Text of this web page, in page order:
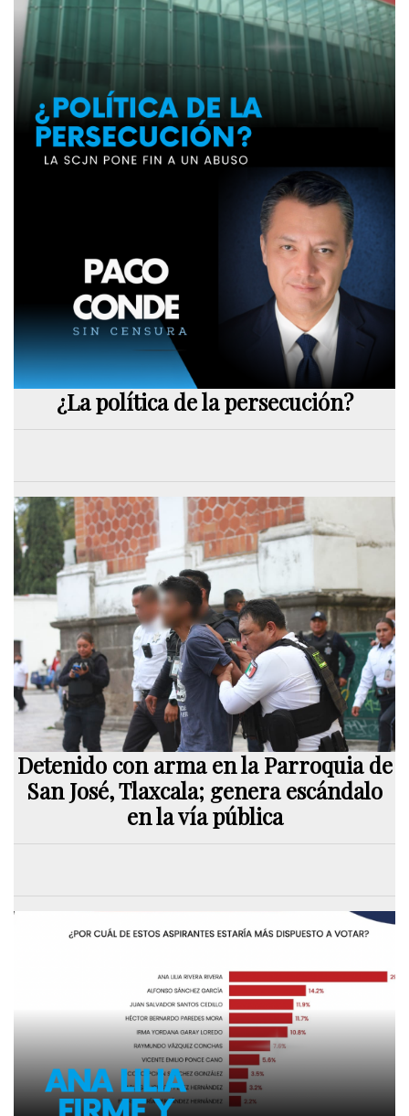
¿La política de la persecución?
Detenido con arma en la Parroquia de
San José, Tlaxcala; genera escándalo
en la vía pública